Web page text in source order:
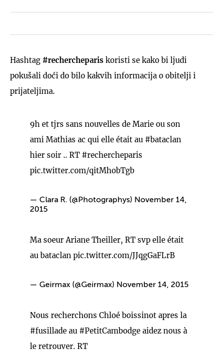
Hashtag #rechercheparis koristi se kako bi ljudi
pokušali doći do bilo kakvih informacija o obitelji i
prijateljima.
9h et tjrs sans nouvelles de Marie ou son
ami Mathias ac qui elle était au #bataclan
hier soir .. RT #rechercheparis
pic.twitter.com/qitMhobTgb
— Clara R. (@Photographys) November 14,
2015
Ma soeur Ariane Theiller, RT svp elle était
au bataclan pic.twitter.com/JJqgGaFLrB
— Geirmax (@Geirmax) November 14, 2015
Nous recherchons Chloé boissinot apres la
#fusillade au #PetitCambodge aidez nous à
le retrouver. RT